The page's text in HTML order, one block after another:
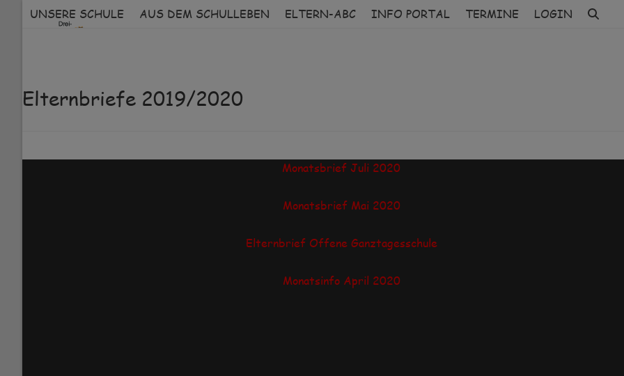
UNSERE SCHULE AUS DEM SCHULLEBEN ELTERN-ABC INFO PORTAL TERMINE LOGIN
Elternbriefe 2019/2020
Monatsbrief Juli 2020
Monatsbrief Mai 2020
Elternbrief Offene Ganztagesschule
Monatsinfo April 2020